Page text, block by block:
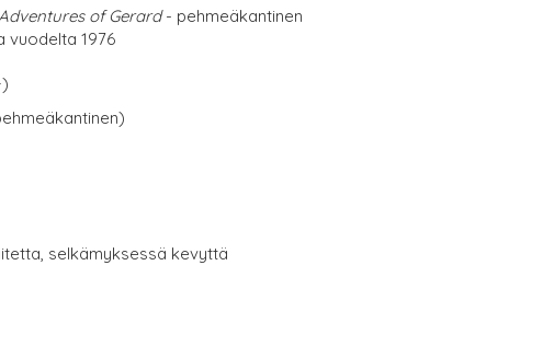
of Gerard- pehmeäkantinen
vuodelta 1976
selkämyksessä kevyttä